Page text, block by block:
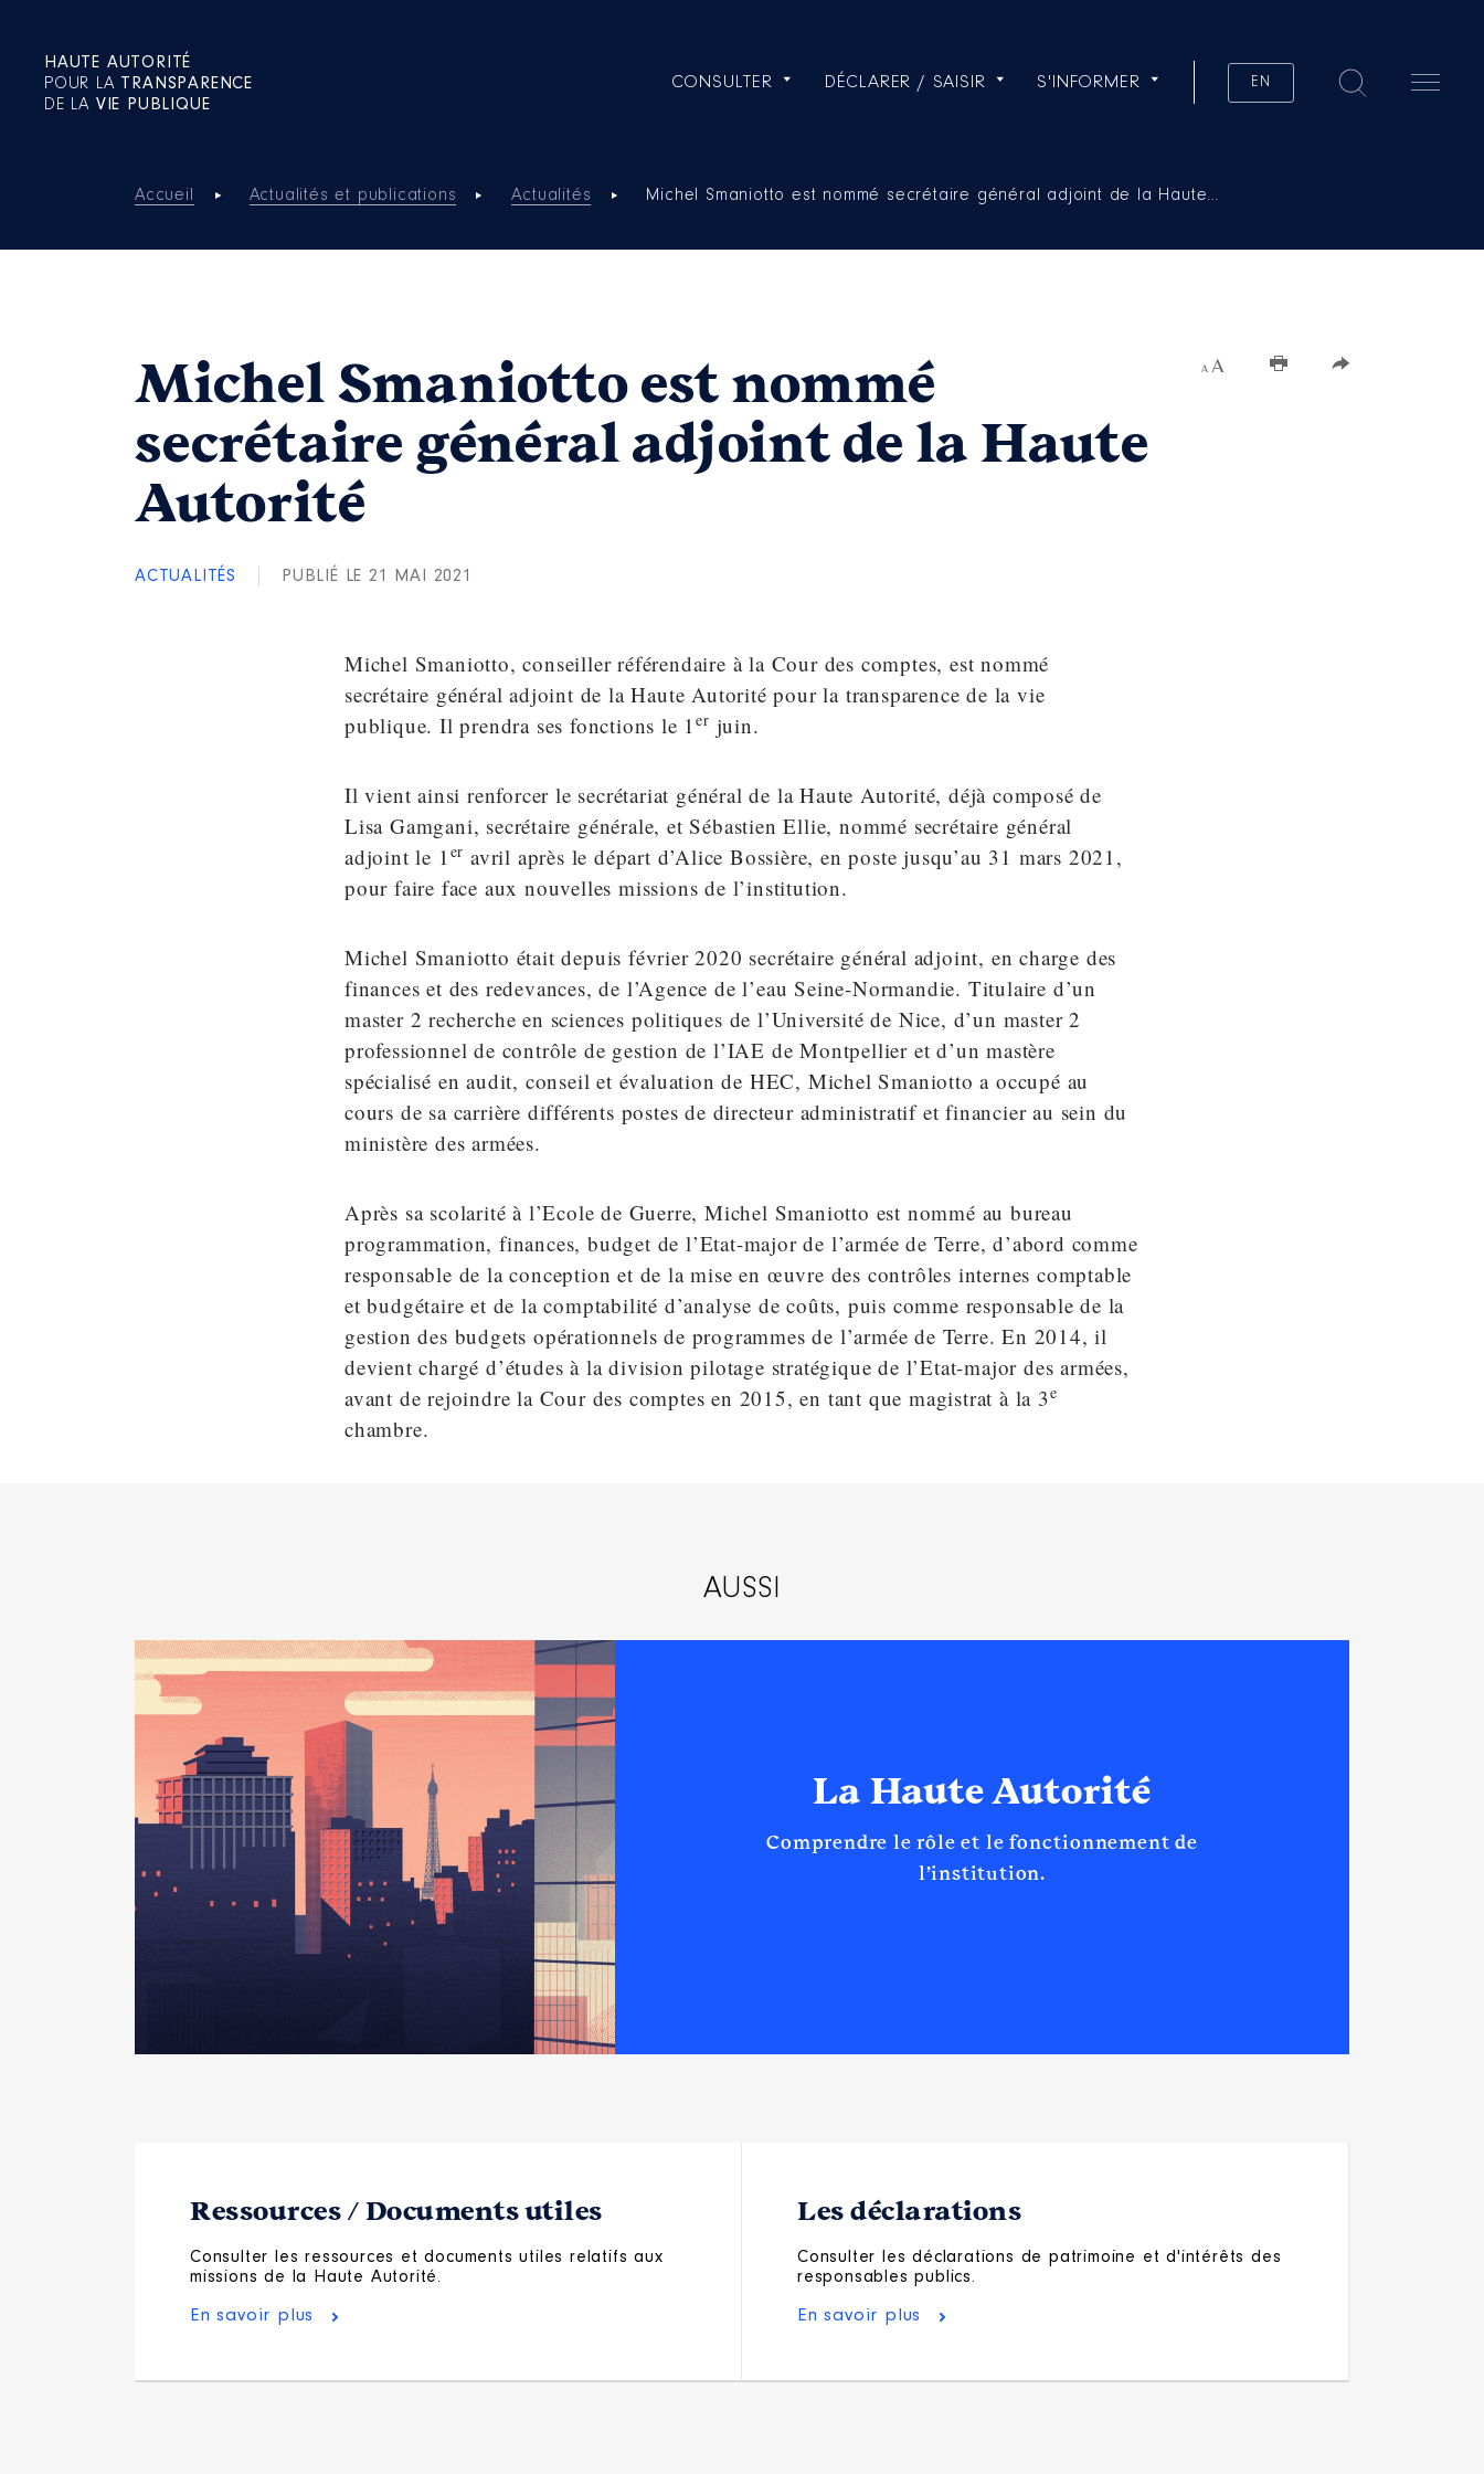
HAUTE AUTORITÉ
POUR LA TRANSPARENCE
DE LA VIE PUBLIQUE
CONSULTER DÉCLARER / SAISIR S'INFORMER EN
Accueil Actualités et publications Actualités Michel Smaniotto est nommé secrétaire général adjoint de la Haute…
Michel Smaniotto est nommé
secrétaire général adjoint de la Haute
Autorité
ACTUALITÉS PUBLIÉ LE 21 MAI 2021
Michel Smaniotto, conseiller référendaire à la Cour des comptes, est nommé
secrétaire général adjoint de la Haute Autorité pour la transparence de la vie
publique. Il prendra ses fonctions le 1er juin.
Il vient ainsi renforcer le secrétariat général de la Haute Autorité, déjà composé de
Lisa Gamgani, secrétaire générale, et Sébastien Ellie, nommé secrétaire général
adjoint le 1er avril après le départ d’Alice Bossière, en poste jusqu’au 31 mars 2021,
pour faire face aux nouvelles missions de l’institution.
Michel Smaniotto était depuis février 2020 secrétaire général adjoint, en charge des
finances et des redevances, de l’Agence de l’eau Seine-Normandie. Titulaire d’un
master 2 recherche en sciences politiques de l’Université de Nice, d’un master 2
professionnel de contrôle de gestion de l’IAE de Montpellier et d’un mastère
spécialisé en audit, conseil et évaluation de HEC, Michel Smaniotto a occupé au
cours de sa carrière différents postes de directeur administratif et financier au sein du
ministère des armées.
Après sa scolarité à l’Ecole de Guerre, Michel Smaniotto est nommé au bureau
programmation, finances, budget de l’Etat-major de l’armée de Terre, d’abord comme
responsable de la conception et de la mise en œuvre des contrôles internes comptable
et budgétaire et de la comptabilité d’analyse de coûts, puis comme responsable de la
gestion des budgets opérationnels de programmes de l’armée de Terre. En 2014, il
devient chargé d’études à la division pilotage stratégique de l’Etat-major des armées,
avant de rejoindre la Cour des comptes en 2015, en tant que magistrat à la 3e
chambre.
AUSSI
La Haute Autorité
Comprendre le rôle et le fonctionnement de
l’institution.
Ressources / Documents utiles
Consulter les ressources et documents utiles relatifs aux
missions de la Haute Autorité.
En savoir plus
Les déclarations
Consulter les déclarations de patrimoine et d'intérêts des
responsables publics.
En savoir plus